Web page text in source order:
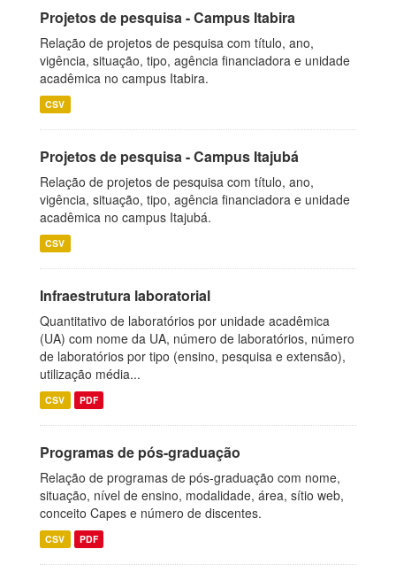
Projetos de pesquisa - Campus Itabira
Relação de projetos de pesquisa com título, ano,
vigência, situação, tipo, agência financiadora e unidade
acadêmica no campus Itabira.
CSV
Projetos de pesquisa - Campus Itajubá
Relação de projetos de pesquisa com título, ano,
vigência, situação, tipo, agência financiadora e unidade
acadêmica no campus Itajubá.
CSV
Infraestrutura laboratorial
Quantitativo de laboratórios por unidade acadêmica
(UA) com nome da UA, número de laboratórios, número
de laboratórios por tipo (ensino, pesquisa e extensão),
utilização média...
CSV PDF
Programas de pós-graduação
Relação de programas de pós-graduação com nome,
situação, nível de ensino, modalidade, área, sítio web,
conceito Capes e número de discentes.
CSV PDF